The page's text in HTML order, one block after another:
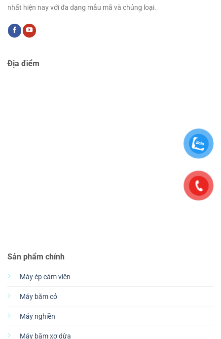
nhất hiện nay với đa dạng mẫu mã và chủng loại.
Sản phẩm chính
Máy ép cám viên
Máy băm cỏ
Máy nghiền
Máy băm xơ dừa
Địa điểm